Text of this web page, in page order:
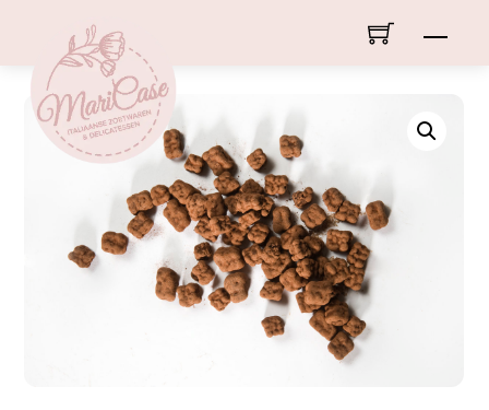
content